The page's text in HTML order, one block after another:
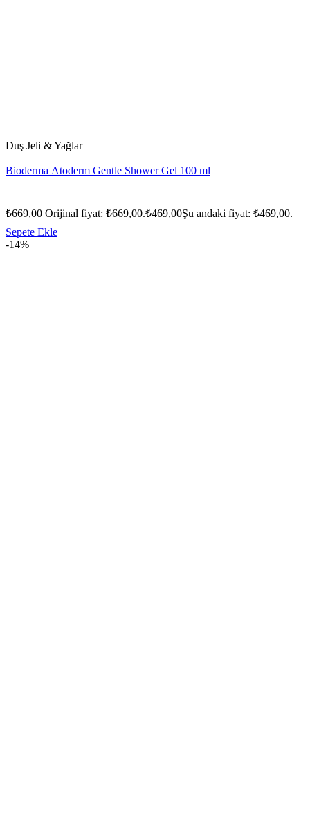
Duş Jeli & Yağlar
Bioderma Atoderm Gentle Shower Gel 100 ml
₺669,00 Orijinal fiyat: ₺669,00.₺469,00Şu andaki fiyat: ₺469,00.
Sepete Ekle
-14%